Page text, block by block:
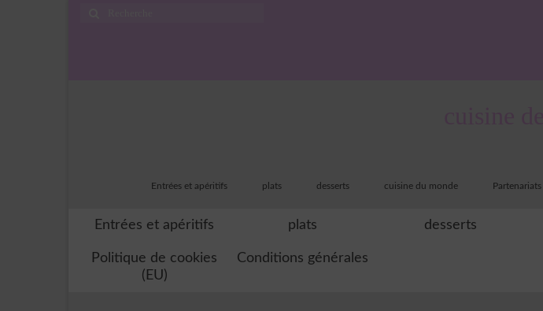
Entrées et apéritifs plats desserts cuisine du monde Partenariats
Entrées et apéritifs plats desserts
Politique de cookies
(EU)
Conditions générales